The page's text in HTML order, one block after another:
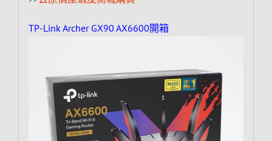
TP-Link Archer GX90 AX6600開箱